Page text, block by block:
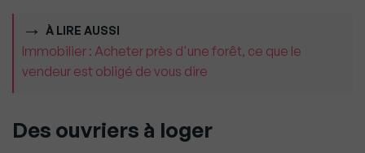
À LIRE AUSSI
Immobilier : Acheter près d'une forêt, ce que le
vendeur est obligé de vous dire
Des ouvriers à loger